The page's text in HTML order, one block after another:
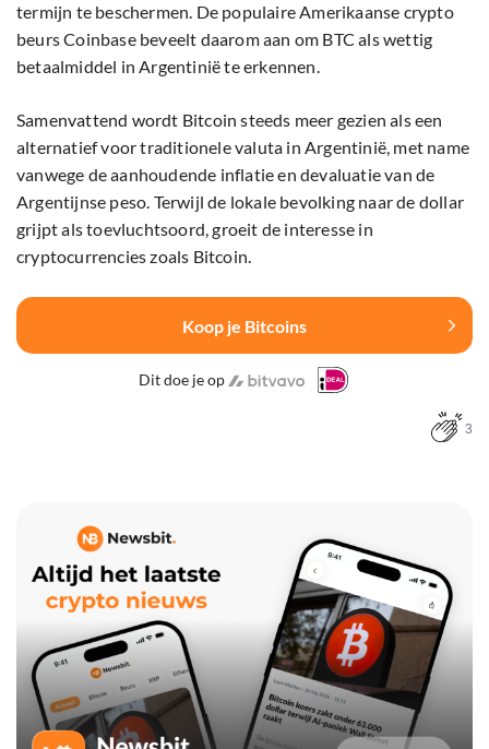
termijn te beschermen. De populaire Amerikaanse crypto
beurs Coinbase beveelt daarom aan om BTC als wettig
betaalmiddel in Argentinië te erkennen.
Samenvattend wordt Bitcoin steeds meer gezien als een
alternatief voor traditionele valuta in Argentinië, met name
vanwege de aanhoudende inflatie en devaluatie van de
Argentijnse peso. Terwijl de lokale bevolking naar de dollar
grijpt als toevluchtsoord, groeit de interesse in
cryptocurrencies zoals Bitcoin.
Koop je Bitcoins
Dit doe je op
3